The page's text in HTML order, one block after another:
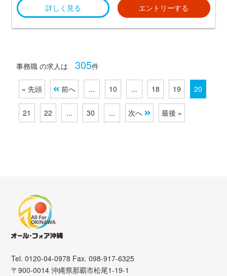
詳しく見る エントリーする
事務職 の求人は 305件
« 先頭 前へ ... 10 ... 18 19 20
21 22 ... 30 ... 次へ 最後 »
Tel. 0120-04-0978 Fax. 098-917-6325
〒900-0014 沖縄県那覇市松尾1-19-1